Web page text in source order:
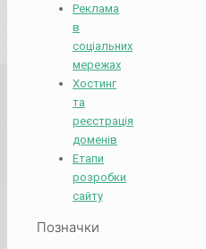
Реклама
в
соціальних
мережах
Хостинг
та
реєстрація
доменів
Етапи
розробки
сайту
Позначки